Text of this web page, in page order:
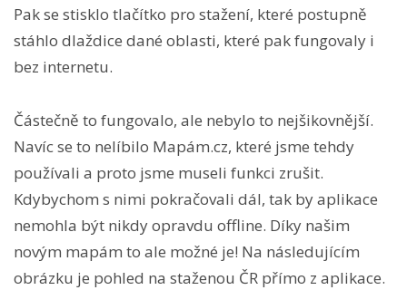
Pak se stisklo tlačítko pro stažení, které postupně
stáhlo dlaždice dané oblasti, které pak fungovaly i
bez internetu.
Částečně to fungovalo, ale nebylo to nejšikovnější.
Navíc se to nelíbilo Mapám.cz, které jsme tehdy
používali a proto jsme museli funkci zrušit.
Kdybychom s nimi pokračovali dál, tak by aplikace
nemohla být nikdy opravdu offline. Díky našim
novým mapám to ale možné je! Na následujícím
obrázku je pohled na staženou ČR přímo z aplikace.